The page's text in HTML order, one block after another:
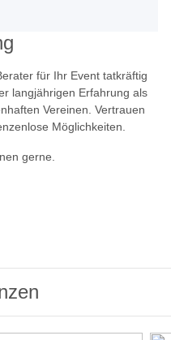
für Ihr Event tatkräftig
langjährigen Erfahrung als
Vereinen. Vertrauen
Möglichkeiten.
gerne.